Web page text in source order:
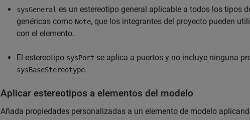
sysGeneral es un estereotipo general aplicable a todos los tipos
genéricas como Note, que los integrantes del proyecto pueden
con el elemento.
El estereotipo sysPort se aplica a puertos y no incluye ninguna
sysBaseStereotype.
Aplicar estereotipos a elementos del modelo
Añada propiedades personalizadas a un elemento de modelo